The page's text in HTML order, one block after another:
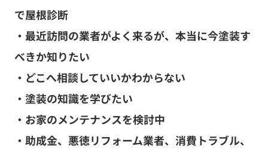
で屋根診断
・最近訪問の業者がよく来るが、本当に今塗装す
べきか知りたい
・どこへ相談していいかわからない
・塗装の知識を学びたい
・お家のメンテナンスを検討中
・助成金、悪徳リフォーム業者、消費トラブル、